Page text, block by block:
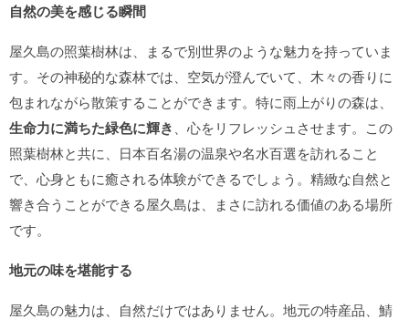
自然の美を感じる瞬間
屋久島の照葉樹林は、まるで別世界のような魅力を持っていま
す。その神秘的な森林では、空気が澄んでいて、木々の香りに
包まれながら散策することができます。特に雨上がりの森は、
生命力に満ちた緑色に輝き 、心をリフレッシュさせます。この
照葉樹林と共に、日本百名湯の温泉や名水百選を訪れること
で、心身ともに癒される体験ができるでしょう。精緻な自然と
響き合うことができる屋久島は、まさに訪れる価値のある場所
です。
地元の味を堪能する
屋久島の魅力は、自然だけではありません。地元の特産品、鯖